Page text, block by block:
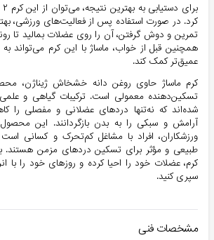
کرد. در صورت استفاده پس از فعالیت‌های ورزشی،
تمرین و دوش گرفتن، آن را روی عضلات بمالید تا
همچنین قبل از خواب، ماساژ با این کرم می‌تواند
عمیق‌تر کمک کند.
کرم ماساژ حاوی روغن دانه خشخاش ژیناژن،
تسکین‌دهنده معمولی است. ترکیبات گیاهی و
شده‌اند که نه‌تنها دردهای عضلانی و مفصلی را
آرامش و سبکی را به بدن بازگردانند. این محصول،
ورزشکاران، افراد با مشاغل کم‌تحرک و کسانی
طبیعی و مؤثر برای تسکین دردهای مزمن هستند.
کرم، عضلات خود را احیا کرده و روزهای خود را با
سپری کنید.
مشخصات فنی